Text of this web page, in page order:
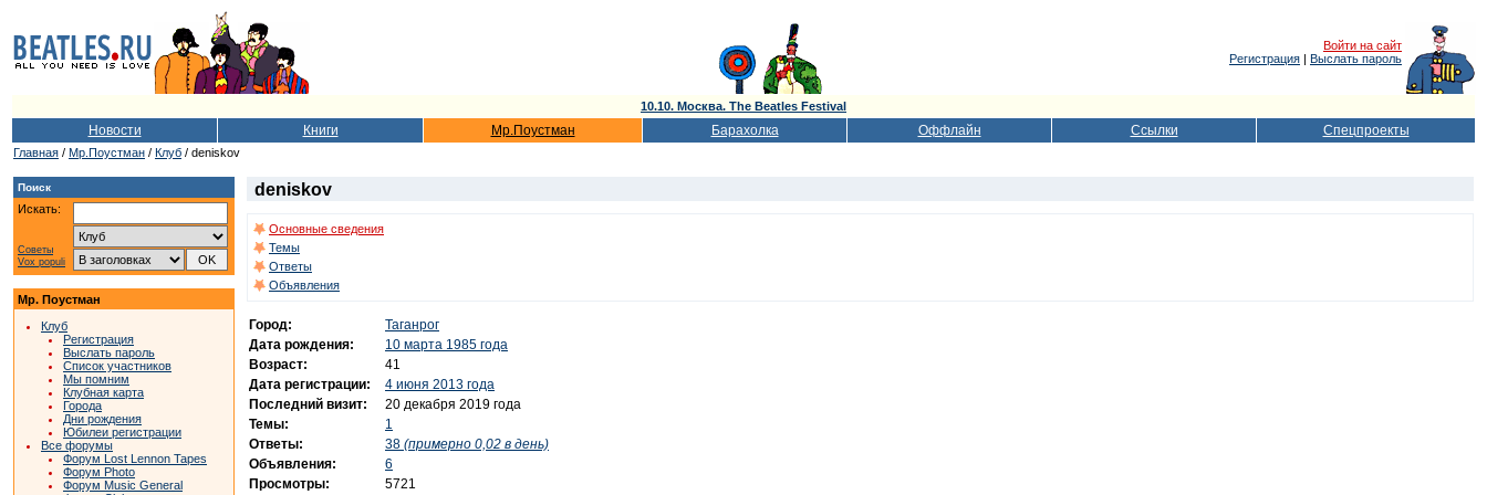
Войти на сайт
Регистрация | Выслать пароль
10.10. Москва. The Beatles Festival
Новости Книги Мр.Поустман Барахолка Оффлайн Ссылки Спецпроекты
Главная / Мр.Поустман / Клуб / deniskov
Поиск
Искать:
Советы
Vox populi
Мр. Поустман
Клуб
Регистрация
Выслать пароль
Список участников
Мы помним
Клубная карта
Города
Дни рождения
Юбилеи регистрации
Все форумы
Форум Lost Lennon Tapes
Форум Photo
Форум Music General
deniskov
Основные сведения
Темы
Ответы
Объявления
Город:
Таганрог
Дата рождения:
10 марта 1985 года
Возраст:
41
Дата регистрации:
4 июня 2013 года
Последний визит:
20 декабря 2019 года
Темы:
1
Ответы:
38 (примерно 0,02 в день)
Объявления:
6
Просмотры:
5721